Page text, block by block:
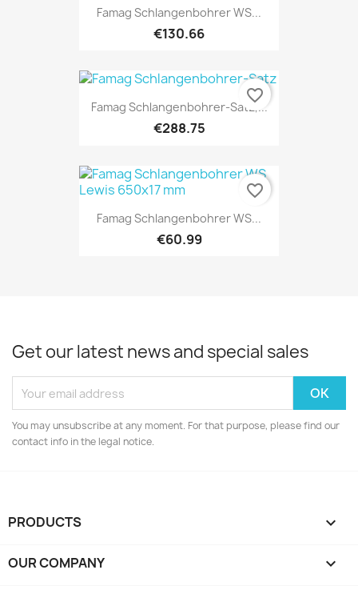
Famag Schlangenbohrer WS...
€130.66
Famag Schlangenbohrer-Satz,...
€288.75
favorite_border
Famag Schlangenbohrer WS...
€60.99
favorite_border
Get our latest news and special sales
You may unsubscribe at any moment. For that purpose, please find our
contact info in the legal notice.
PRODUCTS 
OUR COMPANY 